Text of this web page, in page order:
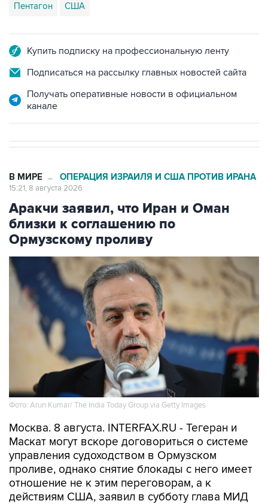
Пентагон США
Купить подписку на профессиональную ленту
Подписаться на рассылку главных новостей сайта
Получать оперативные новости в официальном
канале
В МИРЕ → ОПЕРАЦИЯ ИЗРАИЛЯ И США ПРОТИВ ИРАНА
15:21, 8 августа 2026
Аракчи заявил, что Иран и Оман
близки к соглашению по
Ормузскому проливу
Фото: Arun Kumar/ The India Today Group via Getty Images
Москва. 8 августа. INTERFAX.RU - Тегеран и
Маскат могут вскоре договориться о системе
управления судоходством в Ормузском
проливе, однако снятие блокады с него имеет
отношение не к этим переговорам, а к
действиям США, заявил в субботу глава МИД